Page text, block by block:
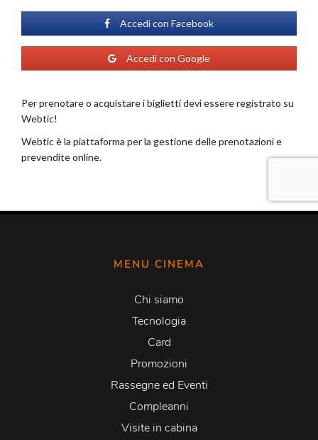
MENU CINEMA
Chi siamo
Tecnologia
Card
Promozioni
Rassegne ed Eventi
Compleanni
Visite in cabina